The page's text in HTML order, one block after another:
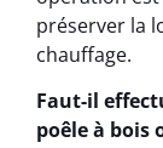
préserver la
chauffage.
Faut-il
poêle à bois